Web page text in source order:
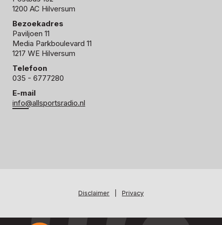
1200 AC Hilversum
Bezoekadres
Paviljoen 11
Media Parkboulevard 11
1217 WE Hilversum
Telefoon
035 - 6777280
E-mail
info@allsportsradio.nl
Disclaimer Privacy